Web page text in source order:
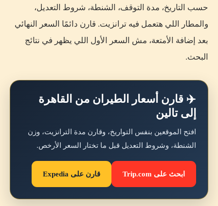
حسب التاريخ، مدة التوقف، الشنطة، شروط التعديل،
والمطار اللي هتعمل فيه ترانزيت. قارن دائمًا السعر النهائي
بعد إضافة الأمتعة، مش السعر الأول اللي يظهر في نتائج
البحث.
✈️ قارن أسعار الطيران من القاهرة
إلى تالين
افتح الموقعين بنفس التواريخ، وقارن مدة الترانزيت، وزن
الشنطة، وشروط التعديل قبل ما تختار السعر الأرخص.
ابحث على Trip.com قارن على Expedia